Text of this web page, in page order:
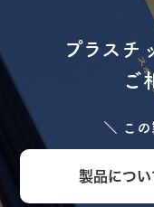
プラスチ
ご
＼ こ
製品につ